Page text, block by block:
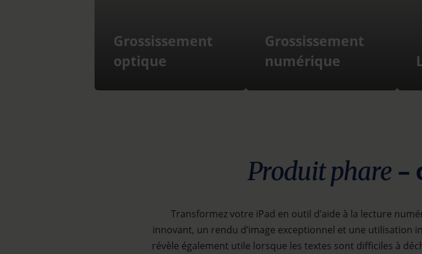
Grossissement
optique
Grossissement
numérique
Produit phare–
Transformez votre iPad en outil d’aide à la lecture
innovant, un rendu d’image exceptionnel et une utilisation
révèle également utile lorsque les textes sont difficiles à